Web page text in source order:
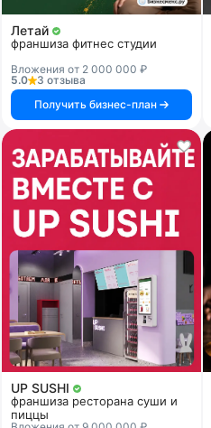
Летай
франшиза фитнес студии
Вложения от 2 000 000 ₽
5.0
3 отзыва
Получить бизнес-план
UP SUSHI
франшиза ресторана суши и
пиццы